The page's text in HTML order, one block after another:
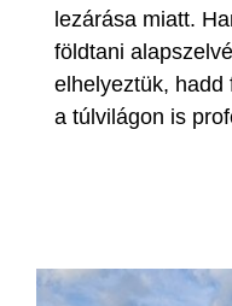
lezárása miatt.
földtani
elhelyeztük, hadd
a túlvilágon is